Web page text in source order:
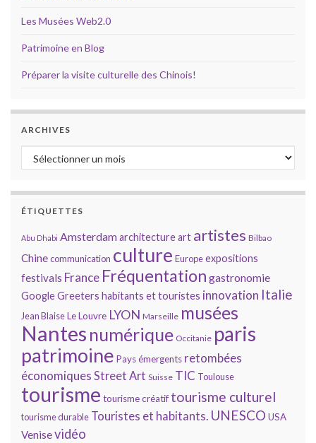
Les Musées Web2.0
Patrimoine en Blog
Préparer la visite culturelle des Chinois!
ARCHIVES
Archives
ÉTIQUETTES
Abu Dhabi Amsterdamarchitectureart artistes Bilbao
Chinecommunication culture Europeexpositions
festivals France Fréquentation gastronomie
GoogleGreeters habitants et touristes innovation Italie
Jean BlaiseLe Louvre LYON Marseille musées
Nantes numérique Occitanie paris
patrimoine Pays émergents retombées
économiques Street Art Suisse TIC Toulouse
tourisme tourisme créatif tourisme culturel
tourisme durable Touristes et habitants. UNESCO USA
Venisevidéo